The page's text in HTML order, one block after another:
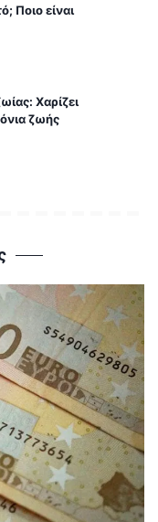
Ποιο είναι
Χαρίζει
ζωής